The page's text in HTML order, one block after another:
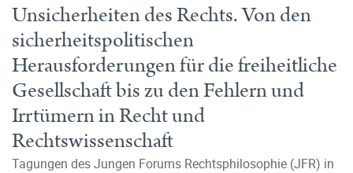
Unsicherheiten des Rechts. Von den
sicherheitspolitischen
Herausforderungen für die freiheitliche
Gesellschaft bis zu den Fehlern und
Irrtümern in Recht und
Rechtswissenschaft
Tagungen des Jungen Forums Rechtsphilosophie (JFR) in